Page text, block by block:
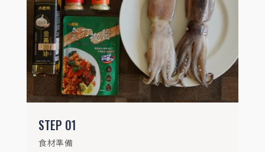
STEP 01
食材準備
STEP02
魷魚清洗乾淨，用刀背稍微拍鬆。